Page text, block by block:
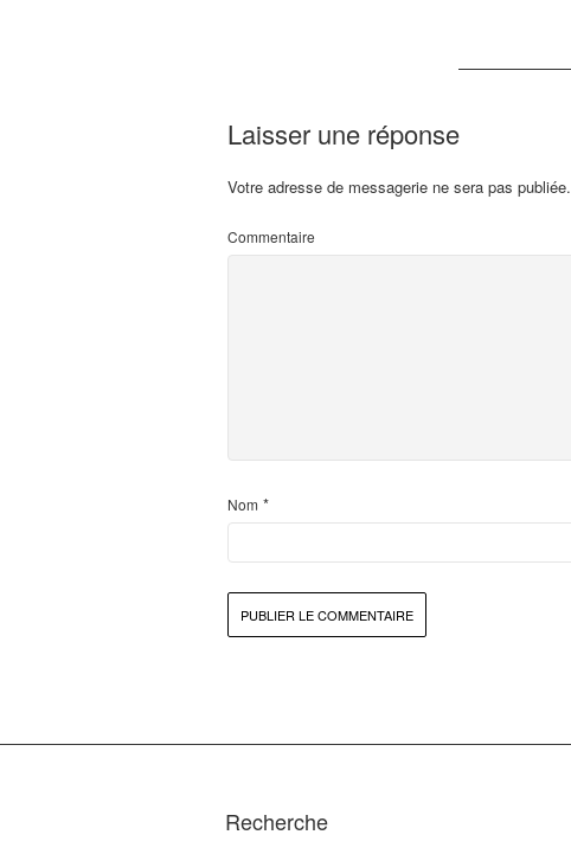
Laisser une réponse
Votre adresse de messagerie ne sera pas publiée.
Commentaire
Nom *
Recherche